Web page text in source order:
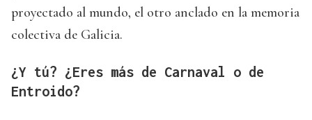
proyectado al mundo, el otro anclado en la memoria
colectiva de Galicia.
¿Y tú? ¿Eres más de Carnaval o de
Entroido?